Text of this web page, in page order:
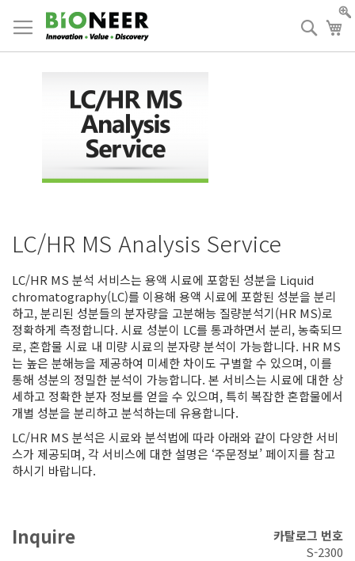
to
Content
검
색
LC/HR MS Analysis Service
LC/HR MS 분석 서비스는 용액 시료에 포함된 성분을 Liquid
chromatography(LC)를 이용해 용액 시료에 포함된 성분을 분리
하고, 분리된 성분들의 분자량을 고분해능 질량분석기(HR MS)로
정확하게 측정합니다. 시료 성분이 LC를 통과하면서 분리, 농축되므
로, 혼합물 시료 내 미량 시료의 분자량 분석이 가능합니다. HR MS
는 높은 분해능을 제공하여 미세한 차이도 구별할 수 있으며, 이를
통해 성분의 정밀한 분석이 가능합니다. 본 서비스는 시료에 대한 상
세하고 정확한 분자 정보를 얻을 수 있으며, 특히 복잡한 혼합물에서
개별 성분을 분리하고 분석하는데 유용합니다.
LC/HR MS 분석은 시료와 분석법에 따라 아래와 같이 다양한 서비
스가 제공되며, 각 서비스에 대한 설명은 ‘주문정보’ 페이지를 참고
하시기 바랍니다.
Inquire
카탈로그 번호
S-2300